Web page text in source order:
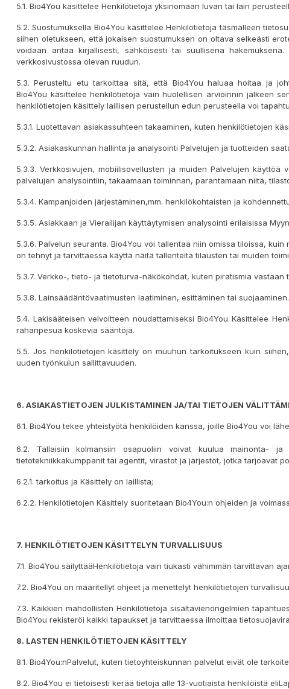
5.1. Bio4You käsittelee Henkilötietoja yksinomaan luvan tai lain
5.2. Suostumuksella Bio4You käsittelee Henkilötietoja täsmälleen
siihen oletukseen, että jokaisen suostumuksen on oltava selkeästi
voidaan antaa kirjallisesti, sähköisesti tai suullisena
verkkosivustossa olevan ruudun.
5.3. Perusteltu etu tarkoittaa sitä, että Bio4You haluaa hoitaa ja
Bio4You käsittelee henkilötietoja vain huolellisen arvioinnin jälkeen
henkilötietojen käsittely laillisen perustellun edun perusteella voi
5.3.1. Luotettavan asiakassuhteen takaaminen, kuten henkilötietojen
5.3.2. Asiakaskunnan hallinta ja analysointi Palvelujen ja tuotteiden
5.3.3. Verkkosivujen, mobiilisovellusten ja muiden Palvelujen
palvelujen analysointiin, takaamaan toiminnan, parantamaan niitä,
5.3.4. Kampanjoiden järjestäminen,mm. henkilökohtaisten ja
5.3.5. Asiakkaan ja Vierailijan käyttäytymisen analysointi erilaisissa
5.3.6. Palvelun seuranta. Bio4You voi tallentaa niin omissa tiloissa,
on tehnyt ja tarvittaessa käyttä näitä tallenteita tilausten tai muiden
5.3.7. Verkko-, tieto- ja tietoturva-näkökohdat, kuten piratismia
5.3.8. Lainsäädäntövaatimusten laatiminen, esittäminen tai suojaaminen.
5.4. Lakisääteisen velvoitteen noudattamiseksi Bio4You Käsittelee
rahanpesua koskevia sääntöjä.
5.5. Jos henkilötietojen käsittely on muuhun tarkoitukseen kuin
uuden työnkulun sallittavuuden.
6. ASIAKASTIETOJEN JULKISTAMINEN JA/TAI TIETOJEN
6.1. Bio4You tekee yhteistyötä henkilöiden kanssa, joille Bio4You voi
6.2. Tällaisiin kolmansiin osapuoliin voivat kuulua mainonta- ja
tietotekniikkakumppanit tai agentit, virastot ja järjestöt, jotka tarjoavat
6.2.1. tarkoitus ja Käsittely on laillista;
6.2.2. Henkilötietojen Käsittely suoritetaan Bio4You:n ohjeiden ja
7. HENKILÖTIETOJEN KÄSITTELYN TURVALLISUUS
7.1. Bio4You säilyttääHenkilötietoja vain tiukasti vähimmän tarvittavan
7.2. Bio4You on määritellyt ohjeet ja menettelyt henkilötietojen
7.3. Kaikkien mahdollisten Henkilötietoja sisältävienongelmien
Bio4You rekisteröi kaikki tapaukset ja tarvittaessa ilmoittaa
8. LASTEN HENKILÖTIETOJEN KÄSITTELY
8.1. Bio4You:nPalvelut, kuten tietoyhteiskunnan palvelut eivät ole
8.2. Bio4You ei tietoisesti kerää tietoja alle 13-vuotiaista henkilöistä